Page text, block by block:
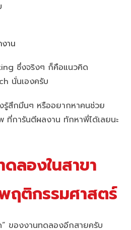
าน
ซึ่งจริงๆ ก็คือแนวคิด
นั่นเองครับ
รู้สึกมึนๆ หรืออยากหาคนช่วย
ที่การันตีผลงาน ทักหาพี่ได้เลยนะ
ลองในสาขา
ฤติกรรมศาสตร์
” ของงานทดลองอีกสายครับ